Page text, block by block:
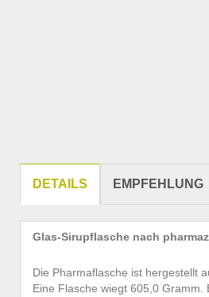
DETAILS EMPFEHLUNG
Glas-Sirupflasche nach
Die Pharmaflasche ist hergestellt
Eine Flasche wiegt 605,0